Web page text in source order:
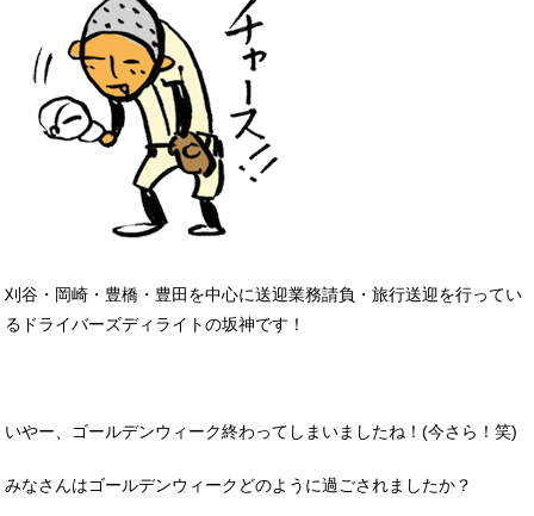
刈谷・岡崎・豊橋・豊田を中心に送迎業務請負・旅行送迎を行ってい
るドライバーズディライトの坂神です！
いやー、ゴールデンウィーク終わってしまいましたね！(今さら！笑)
みなさんはゴールデンウィークどのように過ごされましたか？